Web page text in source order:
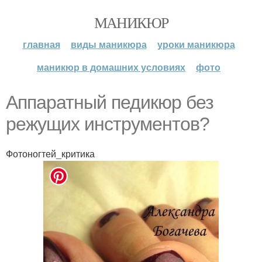
МАНИКЮР
главная виды маникюра
уроки маникюра
маникюр в домашних условиях
фото
Аппаратный педикюр без
режущих инструментов?
Фотоногтей_критика